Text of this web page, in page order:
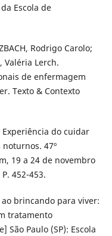
Escola de
Rodrigo Carolo;
Valéria Lerch.
de enfermagem
Texto & Contexto
Experiência do cuidar
47º
19 a 24 de novembro
452-453.
brincando para viver:
tratamento
Paulo (SP): Escola